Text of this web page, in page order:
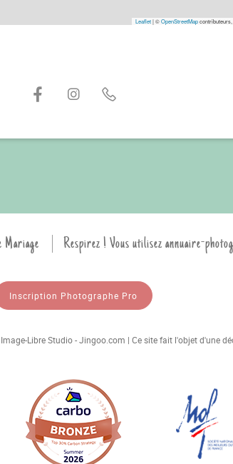
Leaflet|©OpenStreetMap
Mariage Respirez ! Vous utilisez annuaire-
Inscription Photographe Pro
Libre Studio - Jingoo.com | Ce site fait l'objet d'une